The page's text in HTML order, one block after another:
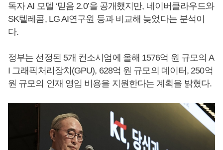
독자 AI 모델 ‘믿음 2.0’을 공개했지만, 네이버클라우드와
SK텔레콤, LG AI연구원 등과 비교해 늦었다는 분석이
다.
정부는 선정된 5개 컨소시엄에 올해 1576억 원 규모의 A
I 그래픽처리장치(GPU), 628억 원 규모의 데이터, 250억
원 규모의 인재 영입 비용을 지원한다는 계획을 밝혔다.